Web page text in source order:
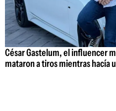
César Gastelum, el influencer
mataron a tiros mientras hacía